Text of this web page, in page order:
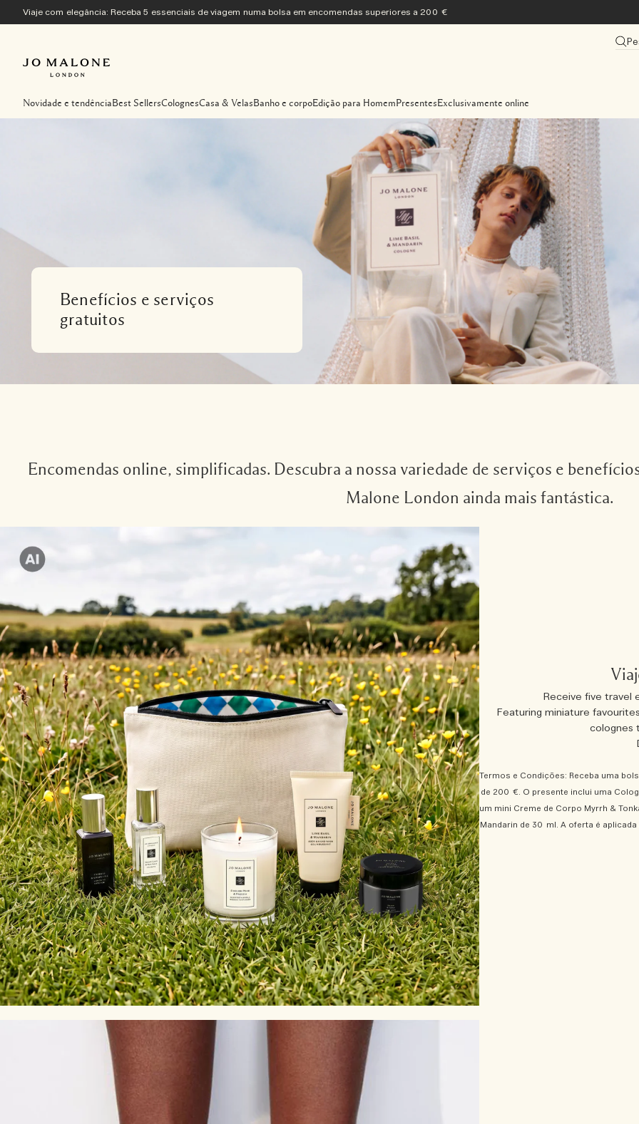
Viaje com elegância: Receba 5 essenciais de viagem numa bolsa em encomendas superiores a 200 €
Novidade e tendênciaBest SellersColognesCasa & VelasBanho e corpoEdição para HomemPresentes Exclusivamente online
Benefícios e serviços
gratuitos
Encomendas online, simplificadas. Descubra a nossa variedade de serviços e
Malone London ainda mais fantástica.
Receive five travel
Featuring miniature
colognes
Termos e Condições: Receba uma
de 200 €. O presente inclui uma
um mini Creme de Corpo Myrrh &
Mandarin de 30 ml. A oferta é